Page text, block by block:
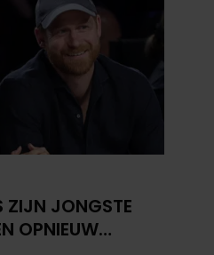
ZIJN JONGSTE
OPNIEUW